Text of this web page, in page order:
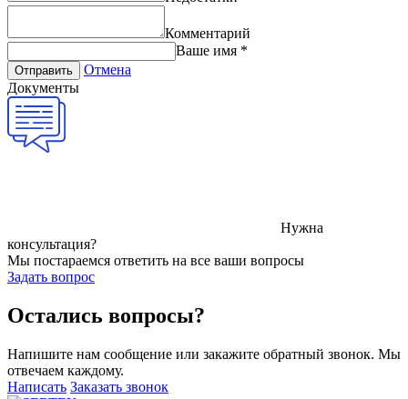
Комментарий
Ваше имя *
Отправить
Отмена
Документы
Нужна
консультация?
Мы постараемся ответить на все ваши вопросы
Задать вопрос
Остались вопросы?
Напишите нам сообщение или закажите обратный звонок. Мы
отвечаем каждому.
Написать Заказать звонок